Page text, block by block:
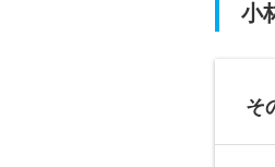
小
そ